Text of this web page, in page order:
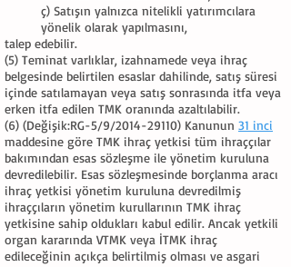
ç) Satışın yalnızca nitelikli yatırımcılara
yönelik olarak yapılmasını,
talep edebilir.
(5) Teminat varlıklar, izahnamede veya ihraç
belgesinde belirtilen esaslar dahilinde, satış süresi
içinde satılamayan veya satış sonrasında itfa veya
erken itfa edilen TMK oranında azaltılabilir.
(6) (Değişik:RG-5/9/2014-29110) Kanunun 31 inci
maddesine göre TMK ihraç yetkisi tüm ihraççılar
bakımından esas sözleşme ile yönetim kuruluna
devredilebilir. Esas sözleşmesinde borçlanma aracı
ihraç yetkisi yönetim kuruluna devredilmiş
ihraççıların yönetim kurullarının TMK ihraç
yetkisine sahip oldukları kabul edilir. Ancak yetkili
organ kararında VTMK veya İTMK ihraç
edileceğinin açıkça belirtilmiş olması ve asgari